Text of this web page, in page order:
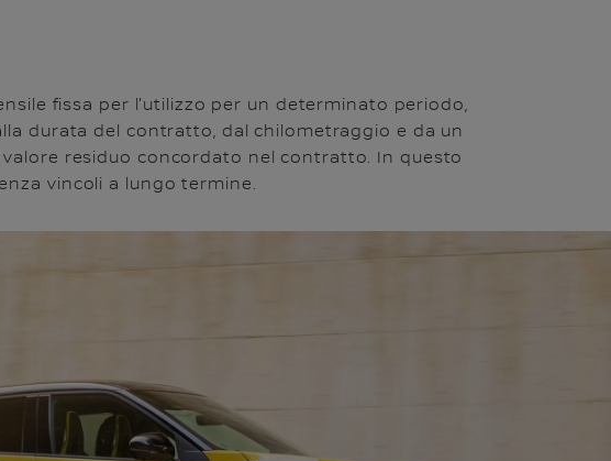
fissa per l'utilizzo per un determinato periodo,
durata del contratto, dal chilometraggio e da un
residuo concordato nel contratto. In questo
vincoli a lungo termine.